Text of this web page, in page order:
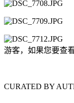
游客，如果您要查
CURATED BY